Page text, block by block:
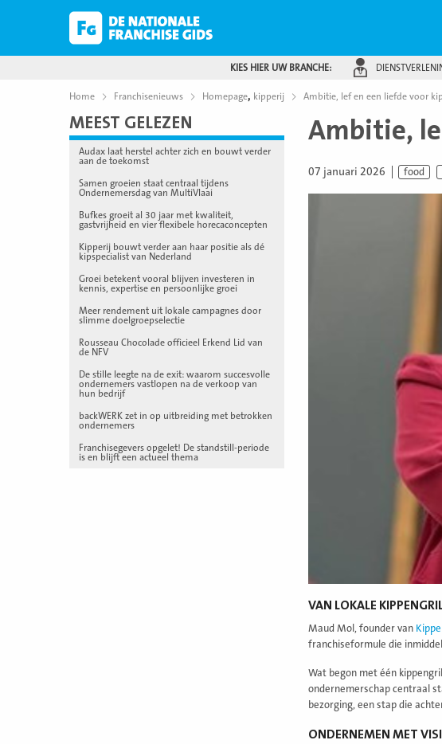
KIES HIER UW BRANCHE:
Home Franchisenieuws Homepage, kipperij Ambitie, lef en een liefde voor kip
MEEST GELEZEN
Audax laat herstel achter zich en bouwt verder
aan de toekomst
Samen groeien staat centraal tijdens
Ondernemersdag van MultiVlaai
Bufkes groeit al 30 jaar met kwaliteit,
gastvrijheid en vier flexibele horecaconcepten
Kipperij bouwt verder aan haar positie als dé
kipspecialist van Nederland
Groei betekent vooral blijven investeren in
kennis, expertise en persoonlijke groei
Meer rendement uit lokale campagnes door
slimme doelgroepselectie
Rousseau Chocolade officieel Erkend Lid van
de NFV
De stille leegte na de exit: waarom succesvolle
ondernemers vastlopen na de verkoop van
hun bedrijf
backWERK zet in op uitbreiding met betrokken
ondernemers
Franchisegevers opgelet! De standstill-periode
is en blijft een actueel thema
Ambitie,
07 januari 2026 food
VAN LOKALE
Maud Mol, founder van
franchiseformule die
Wat begon met één
ondernemerschap centraal
bezorging, een stap die
ONDERNEMEN MET